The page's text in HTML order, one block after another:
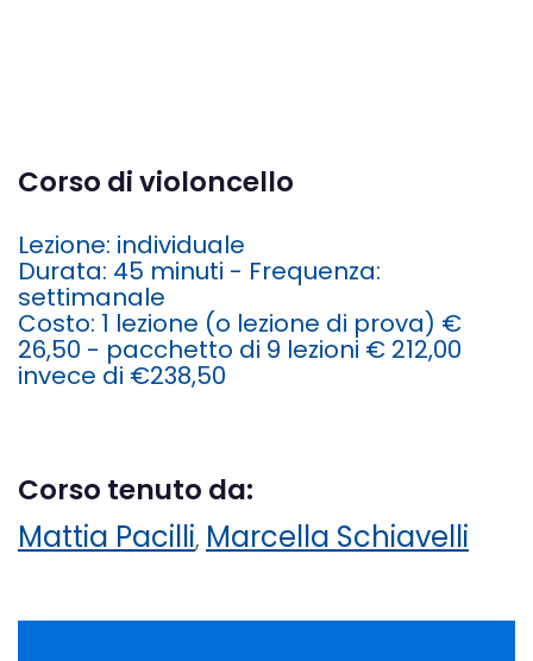
Corso di violoncello
Lezione: individuale
Durata: 45 minuti - Frequenza:
settimanale
Costo: 1 lezione (o lezione di prova) €
26,50 - pacchetto di 9 lezioni € 212,00
invece di €238,50
Corso tenuto da:
Mattia Pacilli, Marcella Schiavelli